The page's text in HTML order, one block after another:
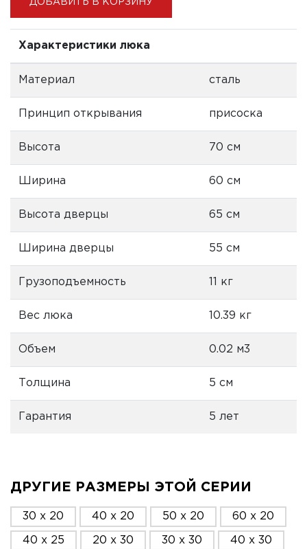
ДОБАВИТЬ В КОРЗИНУ
Характеристики люка
Материал сталь
Принцип открывания присоска
Высота 70 см
Ширина 60 см
Высота дверцы 65 см
Ширина дверцы 55 см
Грузоподъемность 11 кг
Вес люка 10.39 кг
Объем 0.02 м3
Толщина 5 см
Гарантия 5 лет
ДРУГИЕ РАЗМЕРЫ ЭТОЙ СЕРИИ
30 x 20 40 x 20 50 x 20 60 x 20
40 x 25 20 x 30 30 x 30 40 x 30